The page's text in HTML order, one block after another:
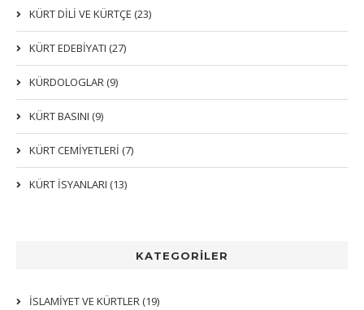
KATEGORİLER
İSLAMIYET VE KÜRTLER (19)
KÜRT DİLİ VE KÜRTÇE (23)
KÜRT EDEBİYATI (27)
KÜRDOLOGLAR (9)
KÜRT BASINI (9)
KÜRT CEMİYETLERİ (7)
KÜRT İSYANLARI (13)